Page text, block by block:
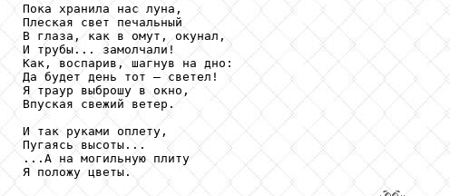
Пока хранила нас луна,
Плеская свет печальный
В глаза, как в омут, окунал,
И трубы... замолчали!
Как, воспарив, шагнув на дно:
Да будет день тот – светел!
Я траур выброшу в окно,
Впуская свежий ветер.
И так руками оплету,
Пугаясь высоты...
...А на могильную плиту
Я положу цветы.